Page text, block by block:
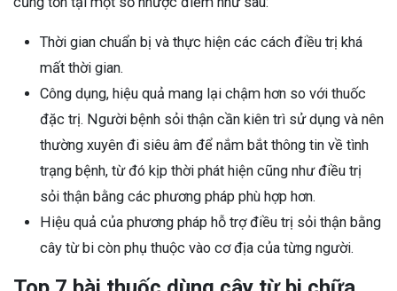
Thời gian chuẩn bị và thực hiện các cách điều trị khá
mất thời gian.
Công dụng, hiệu quả mang lại chậm hơn so với thuốc
đặc trị. Người bệnh sỏi thận cần kiên trì sử dụng và nên
thường xuyên đi siêu âm để nắm bắt thông tin về tình
trạng bệnh, từ đó kịp thời phát hiện cũng như điều trị
sỏi thận bằng các phương pháp phù hợp hơn.
Hiệu quả của phương pháp hỗ trợ điều trị sỏi thận bằng
cây từ bi còn phụ thuộc vào cơ địa của từng người.